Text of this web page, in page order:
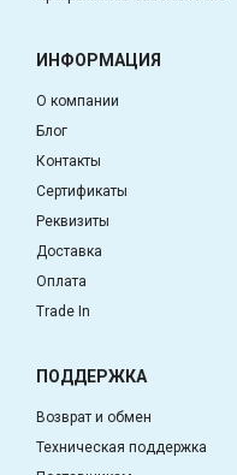
ИНФОРМАЦИЯ
О компании
Блог
Контакты
Сертификаты
Реквизиты
Доставка
Оплата
Trade In
ПОДДЕРЖКА
Возврат и обмен
Техническая поддержка